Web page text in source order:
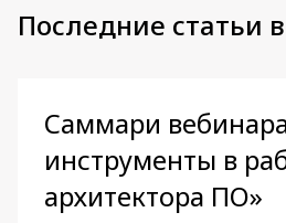
Последние статьи
Саммари
инструменты в
архитектора ПО»